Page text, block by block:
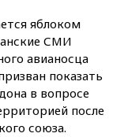
яблоком
СМИ
авианосца
показать
в вопросе
после
союза.